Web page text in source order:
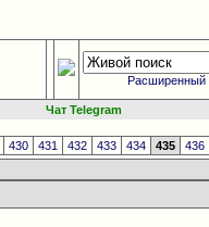
Расширенный
Чат Telegram
430 431 432 433 434 435 436